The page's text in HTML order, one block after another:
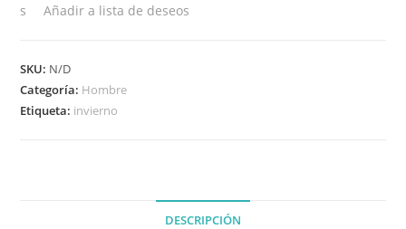
Añadir a lista de deseos
SKU: N/D
Categoría: Hombre
Etiqueta: invierno
DESCRIPCIÓN